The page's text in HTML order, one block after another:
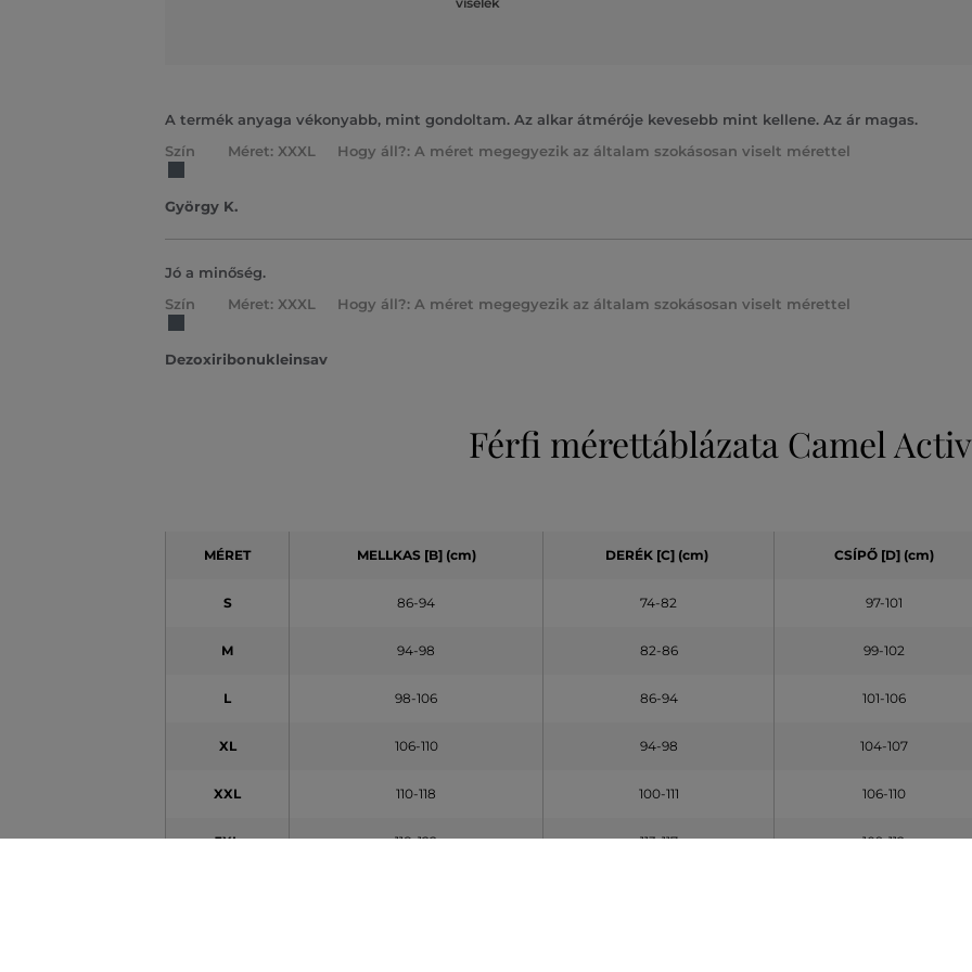
A termék anyaga vékonyabb, mint gondoltam. Az alkar átméróje kevesebb mint kellene. Az ár magas.
Szín
Méret: XXXL Hogy áll?: A méret megegyezik az általam szokásosan viselt mérettel
György K.
Jó a minőség.
Szín
Méret: XXXL Hogy áll?: A méret megegyezik az általam szokásosan viselt mérettel
Dezoxiribonukleinsav
Férfi mérettáblázata Camel
MÉRET MELLKAS [B] (cm) DERÉK [C] (cm) CSÍPŐ [D] (cm)
S 86-94 74-82 97-101
M 94-98 82-86 99-102
L 98-106 86-94 101-106
XL 106-110 94-98 104-107
XXL 110-118 100-111 106-110
3XL 118-122 113-117 109-112